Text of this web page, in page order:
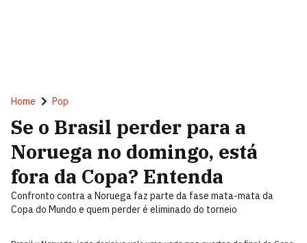
Home Pop
Se o Brasil perder para a
Noruega no domingo, está
fora da Copa? Entenda
Confronto contra a Noruega faz parte da fase mata-mata da
Copa do Mundo e quem perder é eliminado do torneio